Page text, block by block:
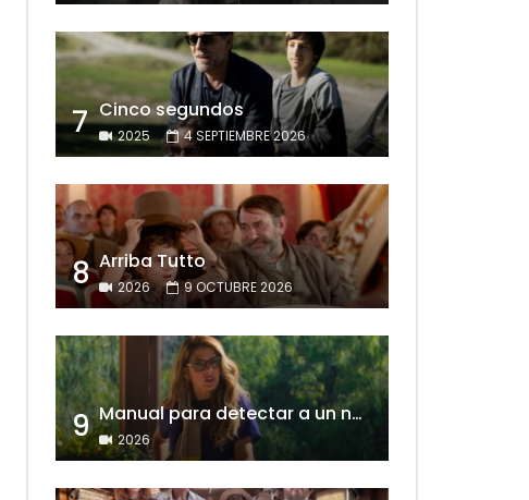
7 Cinco segundos
2025 4 SEPTIEMBRE 2026
8 Arriba Tutto
2026 9 OCTUBRE 2026
9 Manual para detectar a un narcisista
2026